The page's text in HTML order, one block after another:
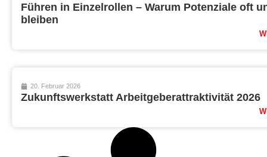
Führen in Einzelrollen – Warum Potenziale oft
bleiben
20. Februar 2026
Zukunftswerkstatt Arbeitgeberattraktivität 2026